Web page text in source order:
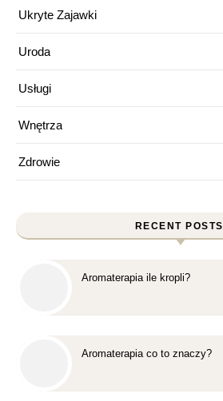
Ukryte Zajawki
Uroda
Usługi
Wnętrza
Zdrowie
RECENT POSTS
Aromaterapia ile kropli?
Aromaterapia co to znaczy?